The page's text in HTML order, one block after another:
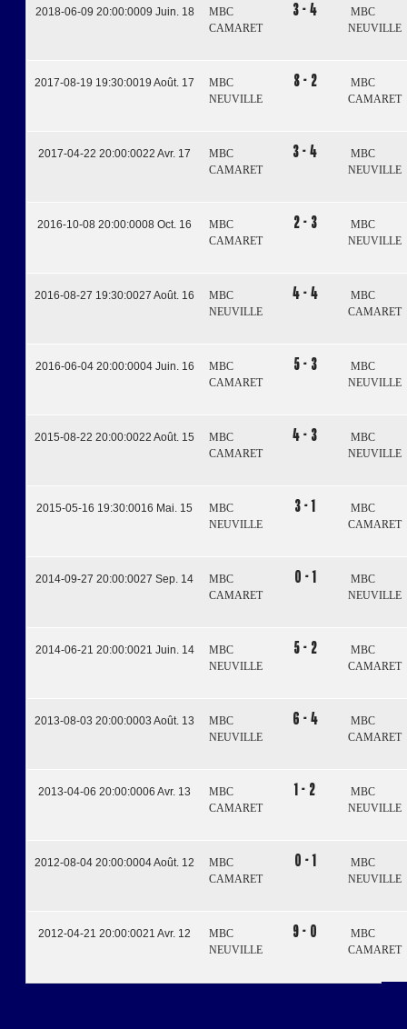
2018-06-09 20:00:0009 Juin. 18
MBC
CAMARET
3 - 4
MBC
NEUVILLE
2017-08-19 19:30:0019 Août. 17
MBC
NEUVILLE
8 - 2
MBC
CAMARET
2017-04-22 20:00:0022 Avr. 17
MBC
CAMARET
3 - 4
MBC
NEUVILLE
2016-10-08 20:00:0008 Oct. 16
MBC
CAMARET
2 - 3
MBC
NEUVILLE
2016-08-27 19:30:0027 Août. 16
MBC
NEUVILLE
4 - 4
MBC
CAMARET
2016-06-04 20:00:0004 Juin. 16
MBC
CAMARET
5 - 3
MBC
NEUVILLE
2015-08-22 20:00:0022 Août. 15
MBC
CAMARET
4 - 3
MBC
NEUVILLE
2015-05-16 19:30:0016 Mai. 15
MBC
NEUVILLE
3 - 1
MBC
CAMARET
2014-09-27 20:00:0027 Sep. 14
MBC
CAMARET
0 - 1
MBC
NEUVILLE
2014-06-21 20:00:0021 Juin. 14
MBC
NEUVILLE
5 - 2
MBC
CAMARET
2013-08-03 20:00:0003 Août. 13
MBC
NEUVILLE
6 - 4
MBC
CAMARET
2013-04-06 20:00:0006 Avr. 13
MBC
CAMARET
1 - 2
MBC
NEUVILLE
2012-08-04 20:00:0004 Août. 12
MBC
CAMARET
0 - 1
MBC
NEUVILLE
2012-04-21 20:00:0021 Avr. 12
MBC
NEUVILLE
9 - 0
MBC
CAMARET